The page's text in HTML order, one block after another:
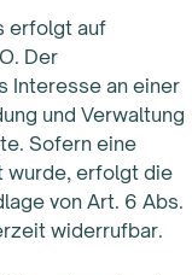
erfolgt auf
Der
Interesse an einer
und Verwaltung
Sofern eine
wurde, erfolgt die
von Art. 6 Abs.
widerrufbar.